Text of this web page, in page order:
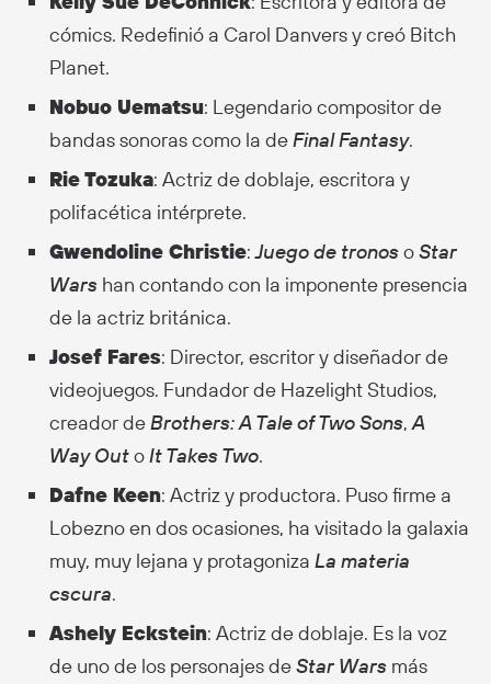
cómics. Redefinió a Carol Danvers y creó Bitch
Planet.
Nobuo Uematsu: Legendario compositor de
bandas sonoras como la deFinal Fantasy.
Rie Tozuka: Actriz de doblaje, escritora y
polifacética intérprete.
Gwendoline Christie:Juego de tronosoStar
Wars han contando con la imponente presencia
de la actriz británica.
Josef Fares: Director, escritor y diseñador de
videojuegos. Fundador de Hazelight Studios,
creador deBrothers: A Tale of Two Sons,A
Way OutoIt Takes Two.
Dafne Keen: Actriz y productora. Puso firme a
Lobezno en dos ocasiones, ha visitado la galaxia
muy, muy lejana y protagoniza La materia
cscura.
Ashely Eckstein: Actriz de doblaje. Es la voz
de uno de los personajes deStar Wars más